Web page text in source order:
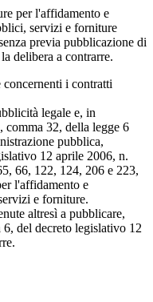
per l'affidamento e
servizi e forniture
previa pubblicazione di
delibera a contrarre.
i contratti
legale e, in
32, della legge 6
pubblica,
12 aprile 2006, n.
66, 122, 124, 206 e 223,
l'affidamento e
e forniture.
altresì a pubblicare,
del decreto legislativo 12